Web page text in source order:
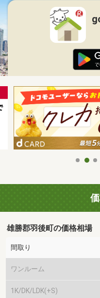
雄勝郡羽後町の価格相場
間取り
ワンルーム
1K/DK/LDK(+S)